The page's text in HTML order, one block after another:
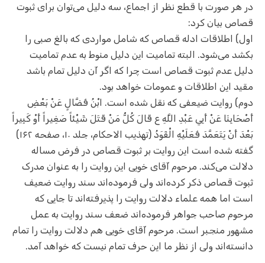
در هر صورت با قطع نظر از اجماع، سه دلیل می‌توان برای ثبوت
قصاص بیان کرد:
اول) اطلاقات ادله قصاص که شامل مواردی که بالغ صبی را
بکشد می‌شود. البته تمامیت این دلیل منوط به عدم تمامیت
دلیل عدم ثبوت قصاص است چرا که اگر آن دلیل تمام باشد
مقید این اطلاقات و عمومات خواهد بود.
دوم) روایت ضیعفی که نقل شده است. ابْنُ فَضَّالٍ عَنْ بَعْضِ
أَصْحَابِنَا عَنْ أَبِي عَبْدِ اللَّهِ ع قَالَ كُلُّ مَنْ قَتَلَ شَيْئاً صَغِيراً أَوْ كَبِيراً
بَعْدَ أَنْ يَتَعَمَّدَ فَعَلَيْهِ الْقَوَدُ‌ (تهذیب الاحکام، جلد ۱۰، صفحه ۱۶۲)
گفته شده است این روایت بر ثبوت قصاص در فرض مساله
دلالت می‌کند. مرحوم آقای خویی این روایت را به عنوان مدرک
ثبوت قصاص ذکر کرده‌اند ولی فرموده‌اند سند روایت ضعیف
است اما همه علماء دلالت روایت را پذیرفته‌اند تا جایی که
مرحوم صاحب جواهر فرموده‌اند ضعف سند روایت به عمل
مشهور منجبر است. مرحوم آقای خویی هم دلالت روایت را تمام
دانسته‌اند ولی از نظر ما این حرف تمام نیست که خواهد آمد.